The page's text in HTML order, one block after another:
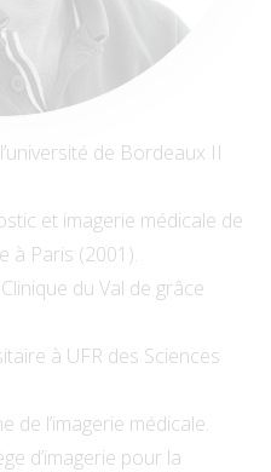
de Bordeaux II
et imagerie médicale de
à Paris (2001).
du Val de grâce
à UFR des Sciences
de l’imagerie médicale.
d’imagerie pour la